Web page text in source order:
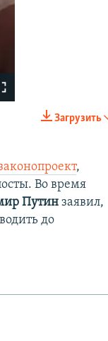
Загрузить
,
Во время
Путинзаявил,
до